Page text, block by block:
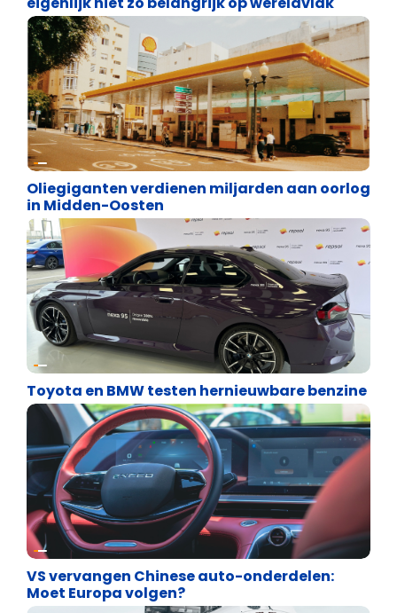
Energie en transport
Oliegiganten verdienen miljarden aan oorlog
in Midden-Oosten
Energie en transport
Toyota en BMW testen hernieuwbare benzine
Energie en transport
VS vervangen Chinese auto-onderdelen:
Moet Europa volgen?